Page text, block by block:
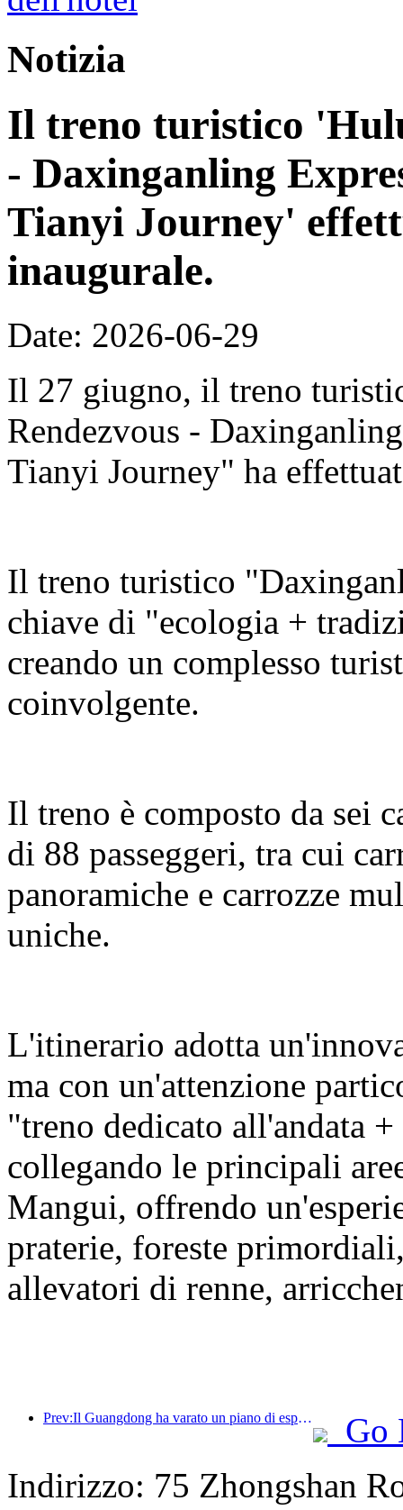
Notizia
Il treno turistico
- Daxinganling
Tianyi Journey'
inaugurale.
Date: 2026-06-29
Il 27 giugno, il treno
Rendezvous -
Tianyi Journey" ha
Il treno turistico
chiave di "ecologia +
creando un complesso
coinvolgente.
Il treno è composto da sei
di 88 passeggeri, tra cui
panoramiche e carrozze
uniche.
L'itinerario adotta
ma con un'attenzione
"treno dedicato all'andata
collegando le principali
Mangui, offrendo
praterie, foreste
allevatori di renne,
Prev:Il Guangdong ha varato un piano di espansione della capacità del settore dei servizi per trasformare la Greater Bay Area in una destinazione turistica di livello mondiale.
Go
Indirizzo: 75 Zhongshan